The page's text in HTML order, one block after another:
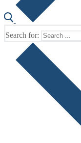
Search for: